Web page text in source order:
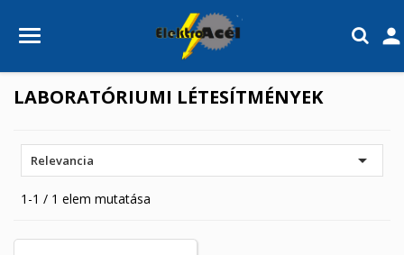

LABORATÓRIUMI LÉTESÍTMÉNYEK
Relevancia 
1-1 / 1 elem mutatása